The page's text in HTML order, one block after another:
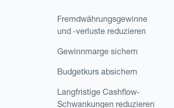
Fremdwährungsgewinne
und -verluste reduzieren
Gewinnmarge sichern
Budgetkurs absichern
Langfristige Cashflow-
Schwankungen reduzieren